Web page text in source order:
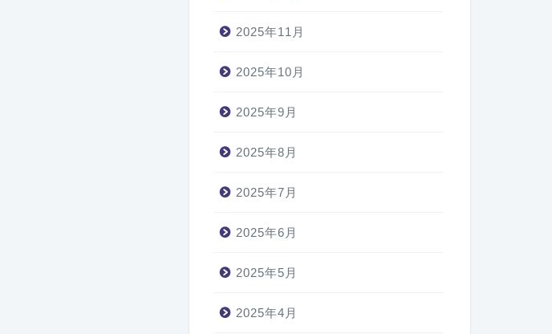
2025年11月
2025年10月
2025年9月
2025年8月
2025年7月
2025年6月
2025年5月
2025年4月